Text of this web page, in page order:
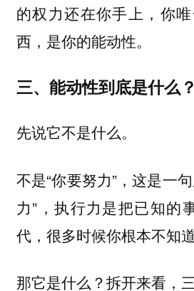
的权力还在你手上，你
西，是你的能动性。
三、能动性到底是什么？
先说它不是什么。
不是“你要努力”，这是一
力”，执行力是把已知的
代，很多时候你根本不知
那它是什么？拆开来看，三